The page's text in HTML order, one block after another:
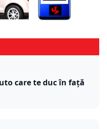
care te duc în față